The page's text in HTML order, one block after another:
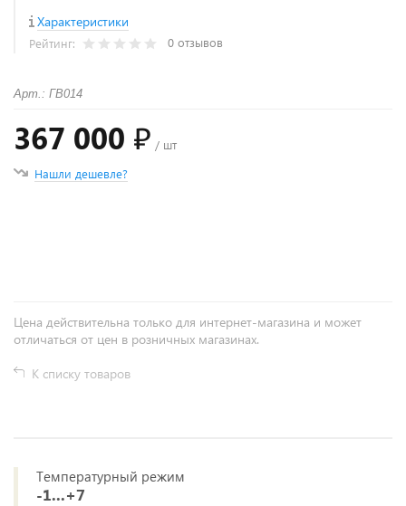
Характеристики
Рейтинг: 0 отзывов
Арт.: ГВ014
367 000 ₽ / шт
Нашли дешевле?
Цена действительна только для интернет-магазина и может
отличаться от цен в розничных магазинах.
К списку товаров
Температурный режим
-1...+7